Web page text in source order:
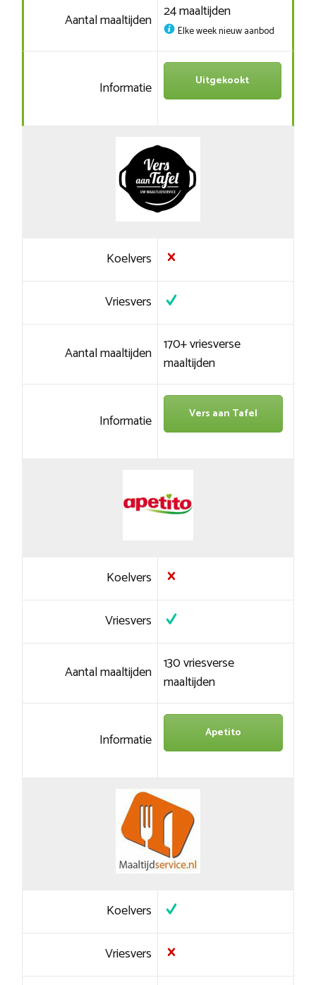
Aantal maaltijden 24 maaltijden
Elke week nieuw aanbod
Informatie Uitgekookt
Koelvers
Vriesvers
Aantal maaltijden 170+ vriesverse
maaltijden
Informatie Vers aan Tafel
Koelvers
Vriesvers
Aantal maaltijden 130 vriesverse
maaltijden
Informatie Apetito
Koelvers
Vriesvers